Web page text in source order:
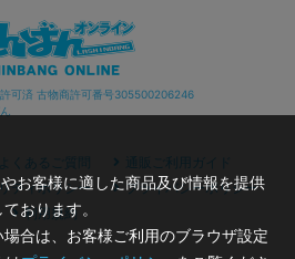
可済 古物商許可番号305500206246
よくあるご質問
通販ご利用ガイド
ティポリシー
プライバシーポリシー
利用規約
お客様に適した商品及び情報を提供
おります。
合は、お客様ご利用のブラウザ設定